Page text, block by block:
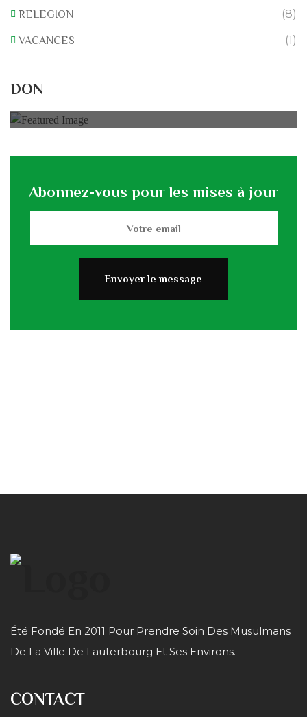
RELEGION (8)
VACANCES (1)
DON
0% of
Abonnez-vous pour les mises à jour
Été Fondé En 2011 Pour Prendre Soin Des Musulmans
De La Ville De Lauterbourg Et Ses Environs.
CONTACT